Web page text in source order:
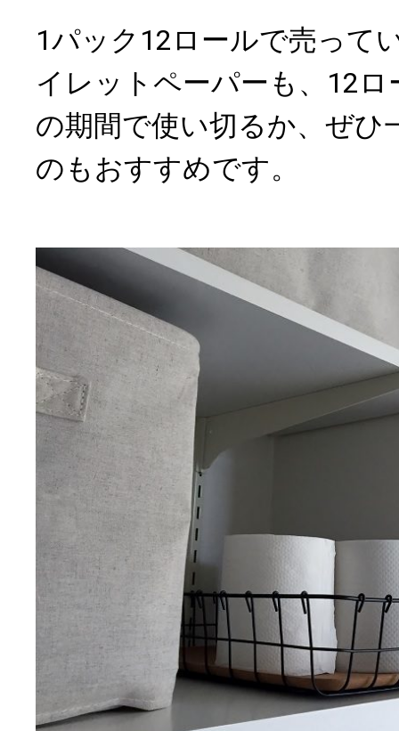
1パック12ロールで売って
イレットペーパーも、12
の期間で使い切るか、ぜひ
のもおすすめです。